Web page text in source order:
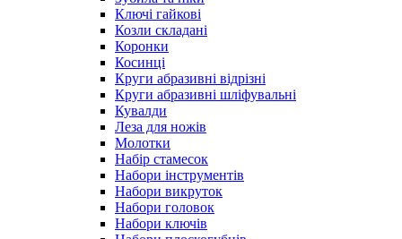
Ключі гайкові
Козли складані
Коронки
Косинці
Круги абразивні відрізні
Круги абразивні шліфувальні
Кувалди
Леза для ножів
Молотки
Набір стамесок
Набори інструментів
Набори викруток
Набори головок
Набори ключів